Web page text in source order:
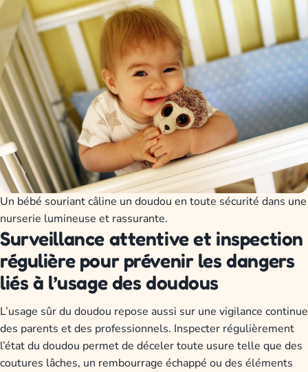
Un bébé souriant câline un doudou en toute sécurité dans une
nurserie lumineuse et rassurante.
Surveillance attentive et inspection
régulière pour prévenir les dangers
liés à l’usage des doudous
L’usage sûr du doudou repose aussi sur une vigilance continue
des parents et des professionnels. Inspecter régulièrement
l’état du doudou permet de déceler toute usure telle que des
coutures lâches, un rembourrage échappé ou des éléments